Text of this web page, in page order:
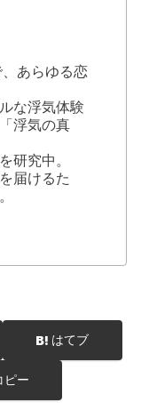
あらゆる恋
な浮気体験
浮気の真
研究中。
届けるた
はてブ
ピー